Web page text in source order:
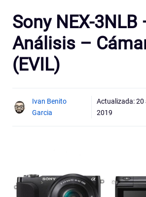
Sony NEX-3NLB
Análisis –
(EVIL)
Ivan Benito
Garcia
Actualizada:20
2019